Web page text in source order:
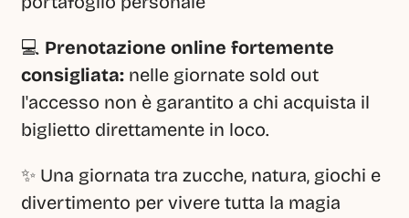
💻 Prenotazione online fortemente
consigliata: nelle giornate sold out
l'accesso non è garantito a chi acquista il
biglietto direttamente in loco.
✨ Una giornata tra zucche, natura, giochi e
divertimento per vivere tutta la magia